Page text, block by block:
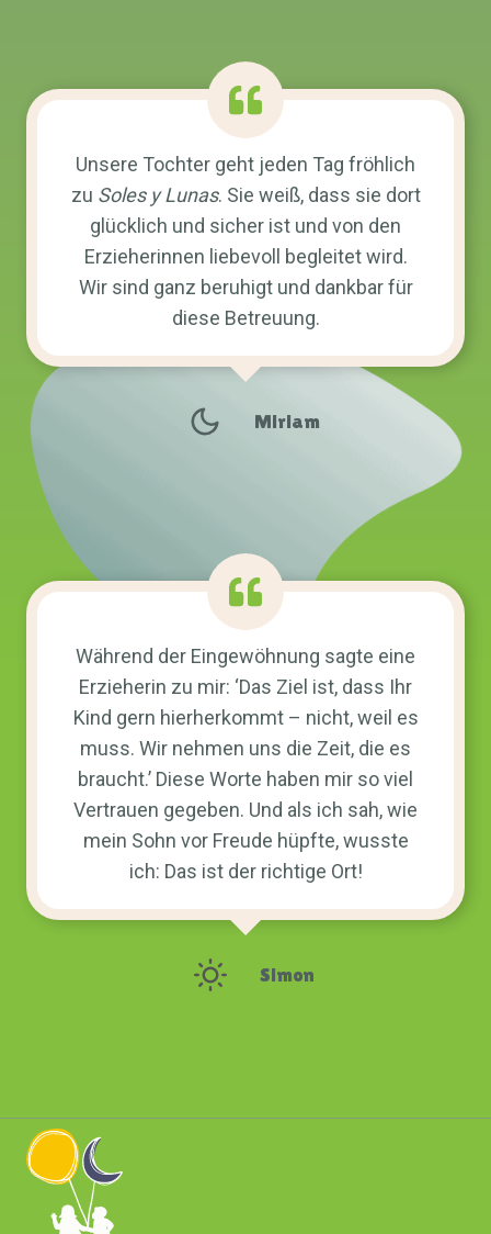
Unsere Tochter geht jeden Tag fröhlich
zu Soles y Lunas. Sie weiß, dass sie dort
glücklich und sicher ist und von den
Erzieherinnen liebevoll begleitet wird.
Wir sind ganz beruhigt und dankbar für
diese Betreuung.
Miriam
Während der Eingewöhnung sagte eine
Erzieherin zu mir: ‘Das Ziel ist, dass Ihr
Kind gern hierherkommt – nicht, weil es
muss. Wir nehmen uns die Zeit, die es
braucht.’ Diese Worte haben mir so viel
Vertrauen gegeben. Und als ich sah, wie
mein Sohn vor Freude hüpfte, wusste
ich: Das ist der richtige Ort!
Simon